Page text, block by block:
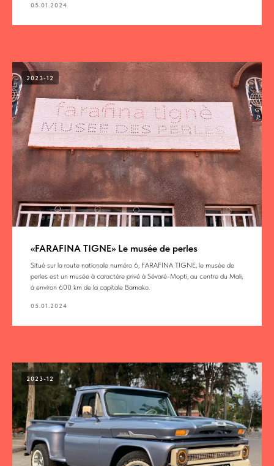
05.01.2024
2023-12
«FARAFINA TIGNE» Le musée de perles
Situé sur la route nationale numéro 6, FARAFINA TIGNE, le musée de
perles est un musée à caractère privé à Sévaré-Mopti, au centre du Mali,
à environ 600 km de la capitale Bamako.
05.01.2024
2023-12